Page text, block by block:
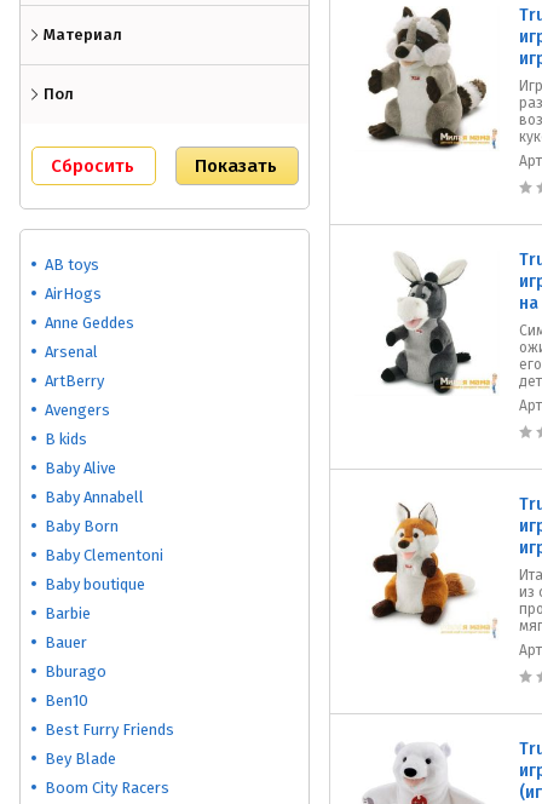
Материал
Пол
AB toys
AirHogs
Anne Geddes
Arsenal
ArtBerry
Avengers
B kids
Baby Alive
Baby Annabell
Baby Born
Baby Clementoni
Baby boutique
Barbie
Bauer
Bburago
Ben10
Best Furry Friends
Bey Blade
Boom City Racers
из